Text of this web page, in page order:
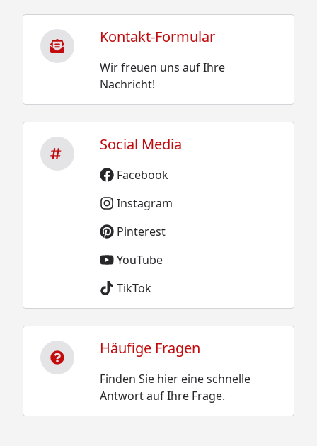
Kontakt-Formular
Wir freuen uns auf Ihre
Nachricht!
Social Media
Facebook
Instagram
Pinterest
YouTube
TikTok
Häufige Fragen
Finden Sie hier eine schnelle
Antwort auf Ihre Frage.